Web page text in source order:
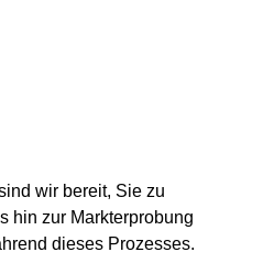
wir bereit, Sie zu
hin zur Markterprobung
dieses Prozesses.